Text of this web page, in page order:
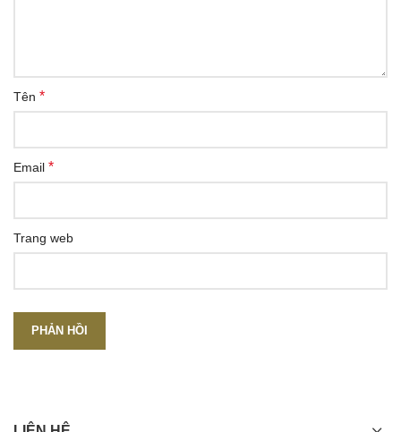
Tên *
Email *
Trang web